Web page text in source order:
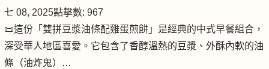
七 08, 2025點擊數: 967
📜這份「雙拼豆漿油條配雞蛋煎餅」是經典的中式早餐組合，
深受華人地區喜愛。它包含了香醇溫熱的豆漿、外酥內軟的油
條（油炸鬼）…